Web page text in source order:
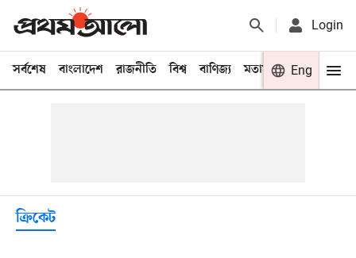
Login
সর্বশেষ বাংলাদেশ রাজনীতি বিশ্ব বাণিজ্য মতামত খেলা
Eng
ক্রিকেট